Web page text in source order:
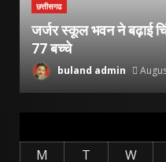
छत्तीसगढ
जर्जर स्कूल भवन ने बढ़ाई
77 बच्चे
buland admin
M T W